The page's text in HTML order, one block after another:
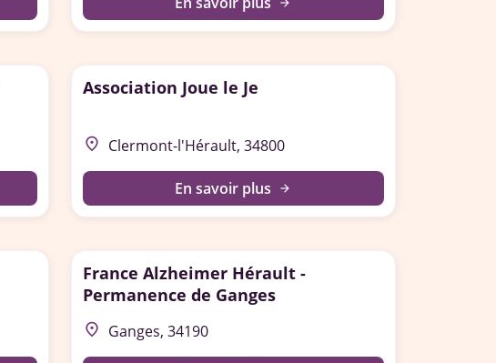
arrow_forward
Association Joue le Je
place Clermont-l'Hérault, 34800
En savoir plus arrow_forward
France Alzheimer Hérault -
Permanence de Ganges
place Ganges, 34190